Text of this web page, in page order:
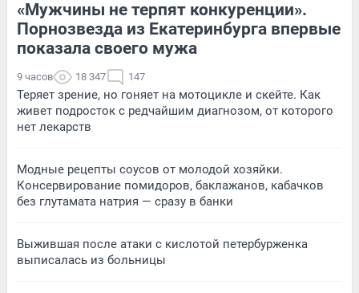
«Мужчины не терпят конкуренции».
Порнозвезда из Екатеринбурга впервые
показала своего мужа
9 часов 18 347 147
Теряет зрение, но гоняет на мотоцикле и скейте. Как
живет подросток с редчайшим диагнозом, от которого
нет лекарств
Модные рецепты соусов от молодой хозяйки.
Консервирование помидоров, баклажанов, кабачков
без глутамата натрия — сразу в банки
Выжившая после атаки с кислотой петербурженка
выписалась из больницы